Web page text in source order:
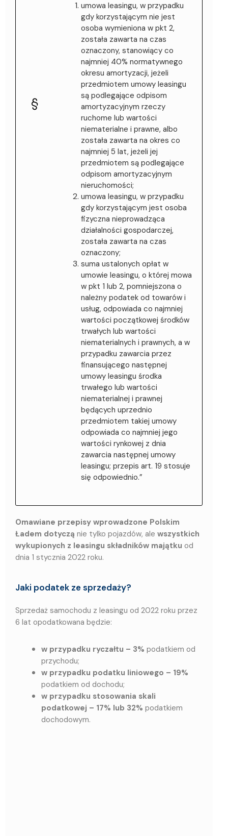
umowa leasingu, w przypadku
gdy korzystającym nie jest
osoba wymieniona w pkt 2,
została zawarta na czas
oznaczony, stanowiący co
najmniej 40% normatywnego
okresu amortyzacji, jeżeli
przedmiotem umowy leasingu
są podlegające odpisom
amortyzacyjnym rzeczy
ruchome lub wartości
niematerialne i prawne, albo
została zawarta na okres co
najmniej 5 lat, jeżeli jej
przedmiotem są podlegające
odpisom amortyzacyjnym
nieruchomości;
umowa leasingu, w przypadku
gdy korzystającym jest osoba
fizyczna nieprowadząca
działalności gospodarczej,
została zawarta na czas
oznaczony;
suma ustalonych opłat w
umowie leasingu, o której mowa
w pkt 1 lub 2, pomniejszona o
należny podatek od towarów i
usług, odpowiada co najmniej
wartości początkowej środków
trwałych lub wartości
niematerialnych i prawnych, a w
przypadku zawarcia przez
finansującego następnej
umowy leasingu środka
trwałego lub wartości
niematerialnej i prawnej
będących uprzednio
przedmiotem takiej umowy
odpowiada co najmniej jego
wartości rynkowej z dnia
zawarcia następnej umowy
leasingu; przepis art. 19 stosuje
się odpowiednio.”
Omawiane przepisy wprowadzone Polskim
Ładem dotyczą nie tylko pojazdów, ale wszystkich
wykupionych z leasingu składników majątku od
dnia 1 stycznia 2022 roku.
Jaki podatek ze sprzedaży?
Sprzedaż samochodu z leasingu od 2022 roku przez
6 lat opodatkowana będzie:
w przypadku ryczałtu – 3% podatkiem od
przychodu;
w przypadku podatku liniowego – 19%
podatkiem od dochodu;
w przypadku stosowania skali
podatkowej – 17% lub 32% podatkiem
dochodowym.